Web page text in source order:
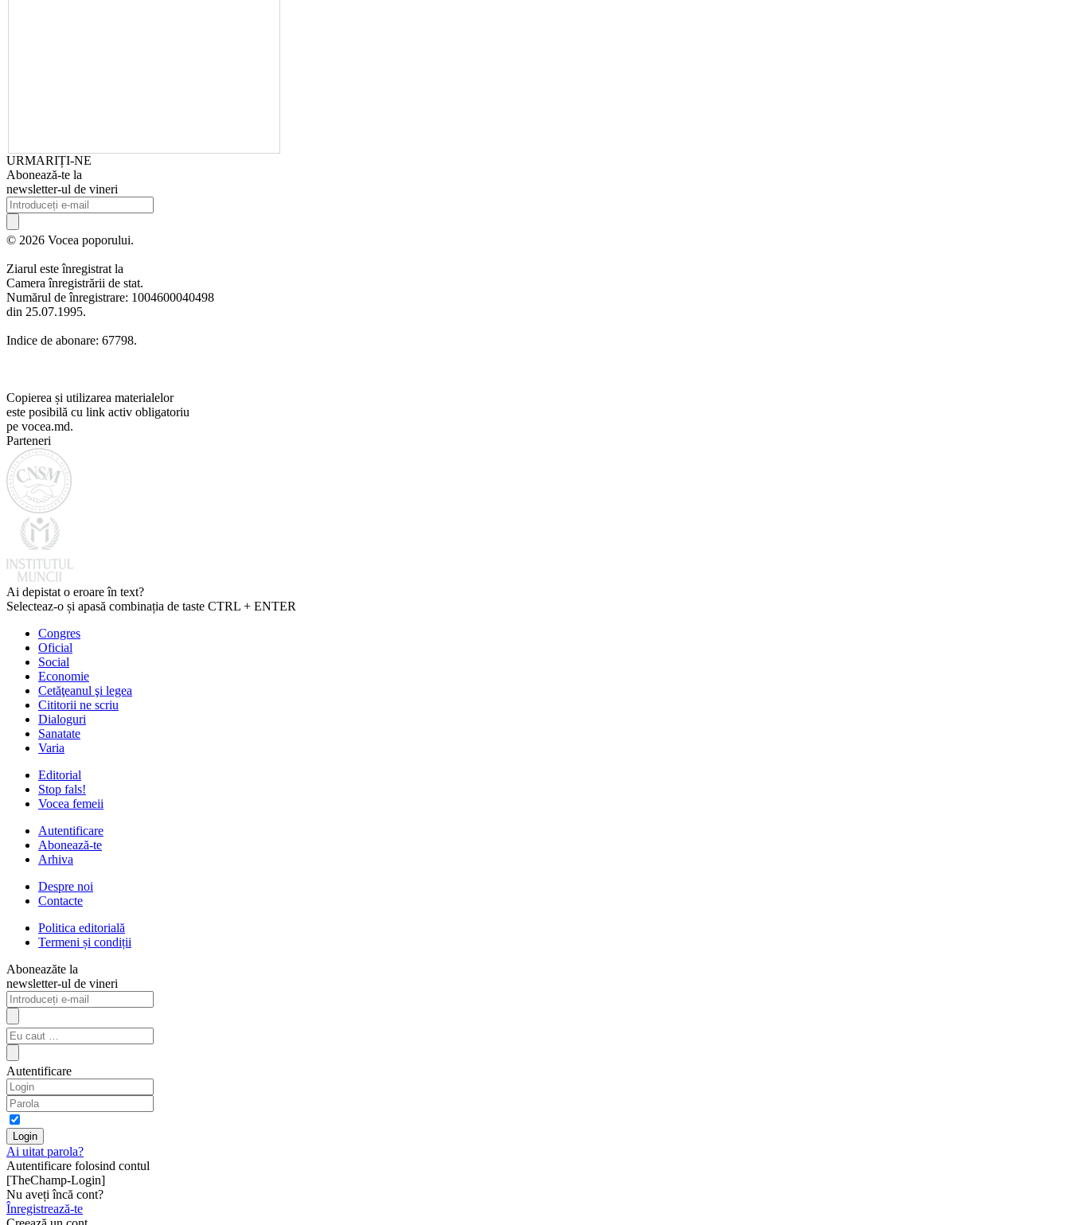
URMARIȚI-NE
Abonează-te la
newsletter-ul de vineri
© 2026 Vocea poporului.
Ziarul este înregistrat la
Camera înregistrării de stat.
Numărul de înregistrare: 1004600040498
din 25.07.1995.
Indice de abonare: 67798.
Copierea și utilizarea materialelor
este posibilă cu link activ obligatoriu
pe vocea.md.
Parteneri
Ai depistat o eroare în text?
Selecteaz-o și apasă combinația de taste CTRL + ENTER
Congres
Oficial
Social
Economie
Cetăţeanul şi legea
Cititorii ne scriu
Dialoguri
Sanatate
Varia
Editorial
Stop fals!
Vocea femeii
Autentificare
Abonează-te
Arhiva
Despre noi
Contacte
Politica editorială
Termeni și condiții
Aboneazăte la
newsletter-ul de vineri
Autentificare
Ai uitat parola?
Autentificare folosind contul
[TheChamp-Login]
Nu aveți încă cont?
Înregistrează-te